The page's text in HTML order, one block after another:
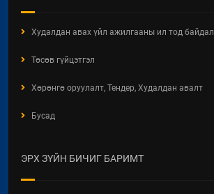
Худалдан авах үйл ажилгааны ил тод байдал
Төсөв гүйцэтгэл
Хөрөнгө оруулалт, Тендер, Худалдан авалт
Бусад
ЭРХ ЗҮЙН БИЧИГ БАРИМТ